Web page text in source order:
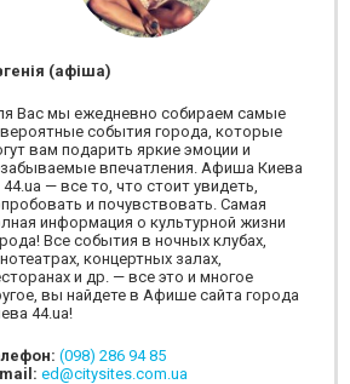
(афіша)
Вас мы ежедневно собираем самые
события города, которые
вам подарить яркие эмоции и
впечатления. Афиша Киева
44.ua — все то, что стоит увидеть,
и почувствовать. Самая
информация о культурной жизни
Все события в ночных клубах,
концертных залах,
и др. — все это и многое
вы найдете в Афише сайта города
44.ua!
(098) 286 94 85
ed@citysites.com.ua